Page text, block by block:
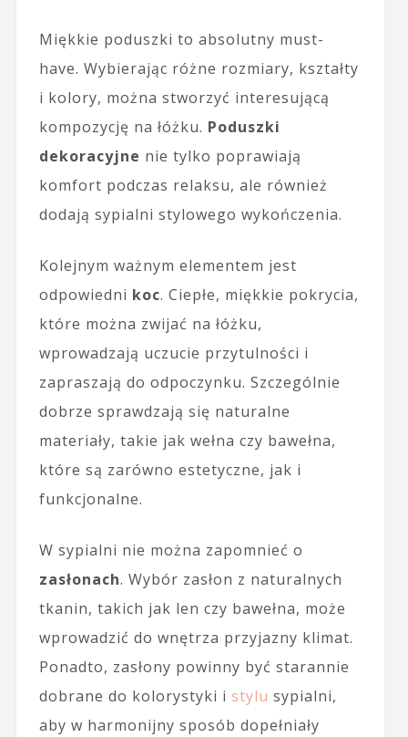
Miękkie poduszki to absolutny must-
have. Wybierając różne rozmiary, kształty
i kolory, można stworzyć interesującą
kompozycję na łóżku. Poduszki
dekoracyjne nie tylko poprawiają
komfort podczas relaksu, ale również
dodają sypialni stylowego wykończenia.
Kolejnym ważnym elementem jest
odpowiedni koc. Ciepłe, miękkie pokrycia,
które można zwijać na łóżku,
wprowadzają uczucie przytulności i
zapraszają do odpoczynku. Szczególnie
dobrze sprawdzają się naturalne
materiały, takie jak wełna czy bawełna,
które są zarówno estetyczne, jak i
funkcjonalne.
W sypialni nie można zapomnieć o
zasłonach. Wybór zasłon z naturalnych
tkanin, takich jak len czy bawełna, może
wprowadzić do wnętrza przyjazny klimat.
Ponadto, zasłony powinny być starannie
dobrane do kolorystyki i stylu sypialni,
aby w harmonijny sposób dopełniały